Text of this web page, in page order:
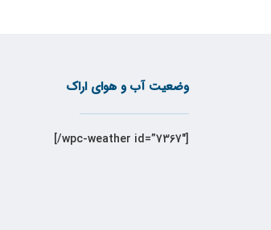
وضعیت آب و هوای اراک
[wpc-weather id=”7367″/]